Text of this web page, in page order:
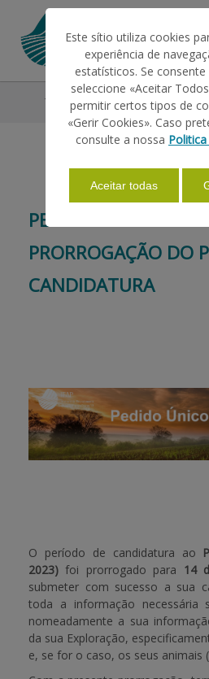
AJUDAS/APOIOS
INFORMAÇÕES
ESTATÍSTICAS
APOIO AO BENEFICIÁRIO
Entrar / Registar
Todos os Destaques Destaque
PEDIDO ÚNICO 2023 -
PRORROGAÇÃO DO
CANDIDATURA
O período de candidatura ao
2023)foi prorrogado para 14
submeter com sucesso a sua
toda a informação necessária
nomeadamente a sua
da sua Exploração,
e, se for o caso, os seus animais
Este sítio utiliza cookies
experiência de
estatísticos. Se
seleccione «Aceitar
permitir certos tipos de
«Gerir Cookies». Caso
consulte a nossa
Aceitar todas